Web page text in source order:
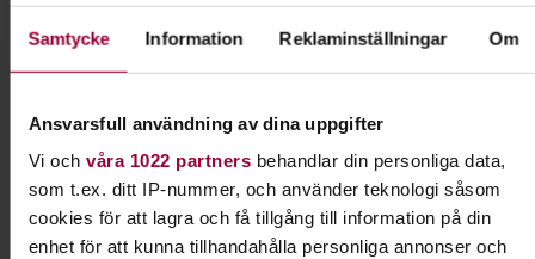
Samtycke Information Reklaminställningar Om
Ansvarsfull användning av dina uppgifter
Vi och våra 1022 partnersbehandlar din personliga data,
som t.ex. ditt IP-nummer, och använder teknologi såsom
cookies för att lagra och få tillgång till information på din
enhet för att kunna tillhandahålla personliga annonser och
gesällbrev. Hon har många års erfarenhet av sömnadsyrken,
bland annat som ändringsskräddare och lärare inom
skrädderi på yrkeshögskola.
Anneli har även drivit egen barnmärke och har ett populärt
konto på instagram under namnet @tailoring_and_stuff.
#programförtväst